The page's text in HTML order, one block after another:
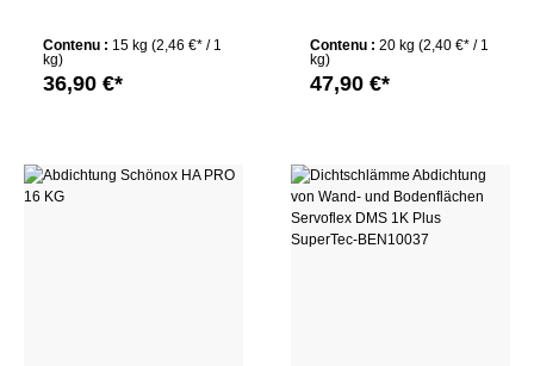
Contenu : 15 kg (2,46 €* / 1
kg)
36,90 €*
Contenu : 20 kg (2,40 €* / 1
kg)
47,90 €*